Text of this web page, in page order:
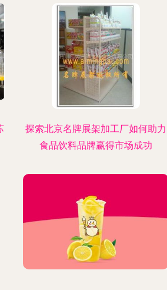
探索北京名牌展架加工厂如何助力
食品饮料品牌赢得市场成功